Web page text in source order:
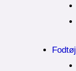
Fodtøj